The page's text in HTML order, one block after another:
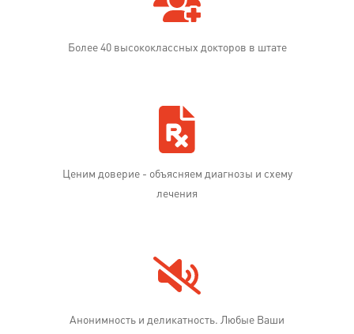
Более 40 высококлассных докторов в штате
Ценим доверие - объясняем диагнозы и схему
лечения
Анонимность и деликатность. Любые Ваши